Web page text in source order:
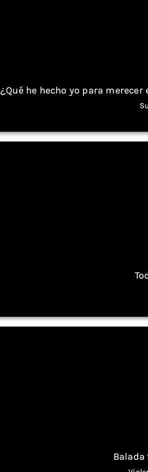
¿Qué he hecho yo para